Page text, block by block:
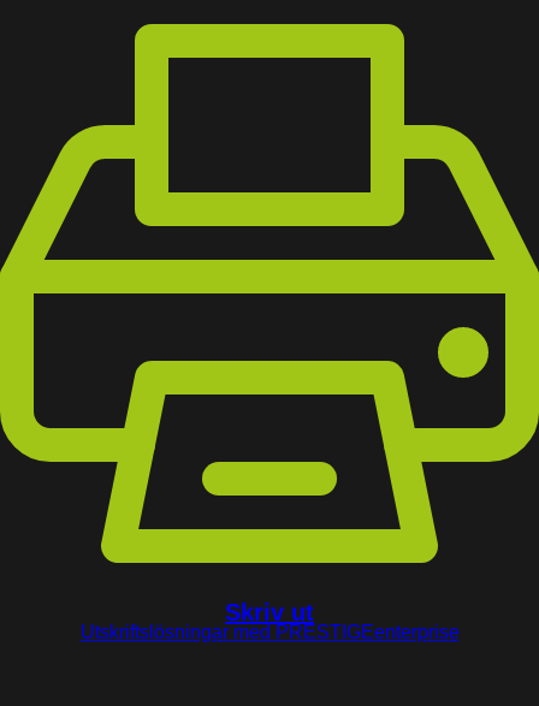
Skriv ut
Utskriftslösningar med PRESTIGEenterprise